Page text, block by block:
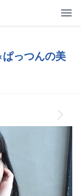
ぱっつんの美